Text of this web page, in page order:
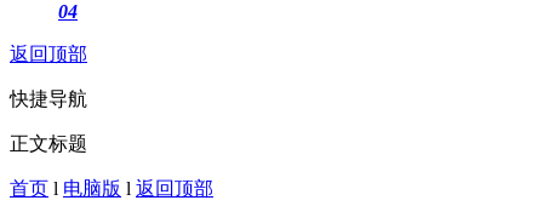
04
返回顶部
快捷导航
正文标题
首页 l 电脑版 l 返回顶部